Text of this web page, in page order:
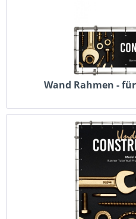
Wand Rahmen -